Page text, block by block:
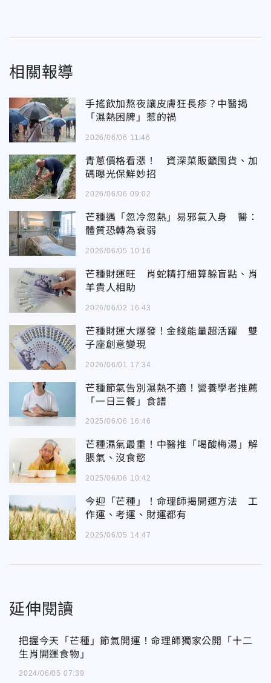
相關報導
手搖飲加熬夜讓皮膚狂長疹？中醫揭
「濕熱困脾」惹的禍
2026/06/06 11:46
青蔥價格看漲！ 資深菜販籲囤貨、加
碼曝光保鮮妙招
2026/06/06 09:02
芒種遇「忽冷忽熱」易邪氣入身 醫：
體質恐轉為衰弱
2026/06/05 10:16
芒種財運旺 肖蛇精打細算躲盲點、肖
羊貴人相助
2026/06/02 16:43
芒種財運大爆發！金錢能量超活躍 雙
子座創意變現
2026/06/01 17:34
芒種節氣告別濕熱不適！營養學者推薦
「一日三餐」食譜
2025/06/06 16:46
芒種濕氣最重！中醫推「喝酸梅湯」解
脹氣、沒食慾
2025/06/06 10:42
今迎「芒種」！命理師揭開運方法 工
作運、考運、財運都有
2025/06/05 14:47
延伸閱讀
把握今天「芒種」節氣開運！命理師獨家公開「十二
生肖開運食物」
2024/06/05 07:39